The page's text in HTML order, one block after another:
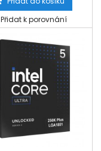
Přidat k porovnání